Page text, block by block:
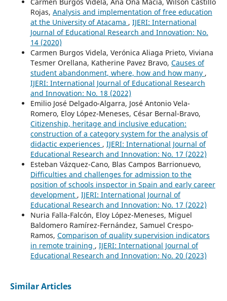
Carmen Burgos Videla, Ana Oña Macía, Wilson Castillo
Rojas, Analysis and implementation of free education
at the University of Atacama , IJERI: International
Journal of Educational Research and Innovation: No.
14 (2020)
Carmen Burgos Videla, Verónica Aliaga Prieto, Viviana
Tesmer Orellana, Katherine Pavez Bravo, Causes of
student abandonment, where, how and how many ,
IJERI: International Journal of Educational Research
and Innovation: No. 18 (2022)
Emilio José Delgado-Algarra, José Antonio Vela-
Romero, Eloy López-Meneses, César Bernal-Bravo,
Citizenship, heritage and inclusive education:
construction of a category system for the analysis of
didactic experiences , IJERI: International Journal of
Educational Research and Innovation: No. 17 (2022)
Esteban Vázquez-Cano, Blas Campos Barrionuevo,
Difficulties and challenges for admission to the
position of schools inspector in Spain and early career
development , IJERI: International Journal of
Educational Research and Innovation: No. 17 (2022)
Nuria Falla-Falcón, Eloy López-Meneses, Miguel
Baldomero Ramírez-Fernández, Samuel Crespo-
Ramos, Comparison of quality supervision indicators
in remote training , IJERI: International Journal of
Educational Research and Innovation: No. 20 (2023)
Similar Articles